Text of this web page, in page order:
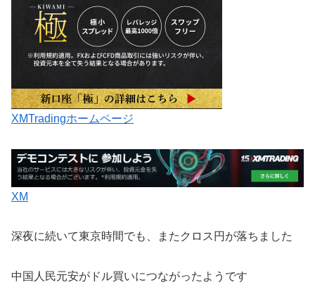
XMTradingホームページ
XM
深夜に続いて東京時間でも、またクロス円が落ちました
中国人民元安がドル買いにつながったようです